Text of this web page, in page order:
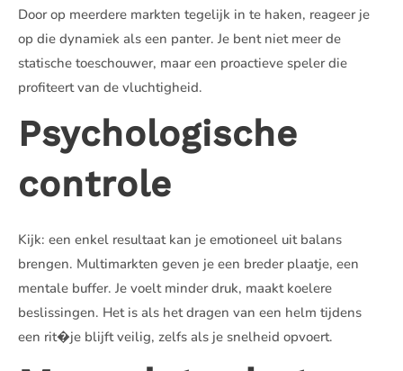
Door op meerdere markten tegelijk in te haken, reageer je
op die dynamiek als een panter. Je bent niet meer de
statische toeschouwer, maar een proactieve speler die
profiteert van de vluchtigheid.
Psychologische
controle
Kijk: een enkel resultaat kan je emotioneel uit balans
brengen. Multimarkten geven je een breder plaatje, een
mentale buffer. Je voelt minder druk, maakt koelere
beslissingen. Het is als het dragen van een helm tijdens
een rit�je blijft veilig, zelfs als je snelheid opvoert.